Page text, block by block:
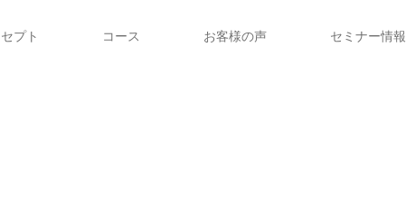
プト コース お客様の声 セミナー情報